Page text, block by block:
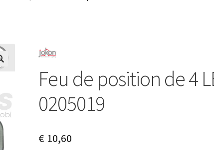
Feu de position de 4
0205019
€10,60